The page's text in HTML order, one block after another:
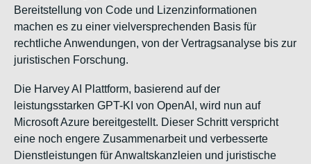
Bereitstellung von Code und Lizenzinformationen
machen es zu einer vielversprechenden Basis für
rechtliche Anwendungen, von der Vertragsanalyse bis zur
juristischen Forschung.
Die Harvey AI Plattform, basierend auf der
leistungsstarken GPT-KI von OpenAI, wird nun auf
Microsoft Azure bereitgestellt. Dieser Schritt verspricht
eine noch engere Zusammenarbeit und verbesserte
Dienstleistungen für Anwaltskanzleien und juristische